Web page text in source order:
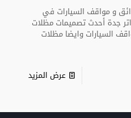
و مواقف السيارات في
جدة أحدث تصميمات مظلات
السيارات وايضا مظلات
عرض المزيد